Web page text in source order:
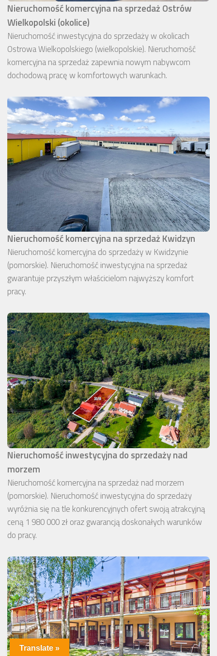
Nieruchomość komercyjna na sprzedaż Ostrów
Wielkopolski (okolice)
Nieruchomość inwestycyjna do sprzedaży w okolicach
Ostrowa Wielkopolskiego (wielkopolskie). Nieruchomość
komercyjna na sprzedaż zapewnia nowym nabywcom
dochodową pracę w komfortowych warunkach.
Nieruchomość komercyjna na sprzedaż Kwidzyn
Nieruchomość komercyjna do sprzedaży w Kwidzynie
(pomorskie). Nieruchomość inwestycyjna na sprzedaż
gwarantuje przyszłym właścicielom najwyższy komfort
pracy.
Nieruchomość inwestycyjna do sprzedaży nad
morzem
Nieruchomość komercyjna na sprzedaż nad morzem
(pomorskie). Nieruchomość inwestycyjna do sprzedaży
wyróżnia się na tle konkurencyjnych ofert swoją atrakcyjną
ceną 1 980 000 zł oraz gwarancją doskonałych warunków
do pracy.
Translate »